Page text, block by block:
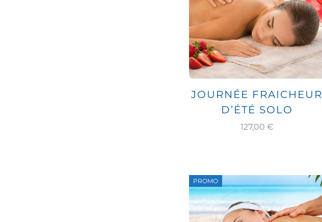
JOURNÉE FRAICHEUR
D’ÉTÉ SOLO
127,00 €
PROMO